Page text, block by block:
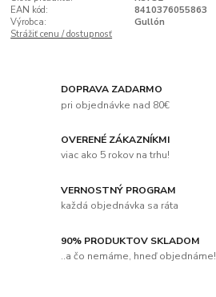
EAN kód:
8410376055863
Výrobca:
Gullón
Strážiť cenu / dostupnosť
DOPRAVA ZADARMO
pri objednávke nad 80€
OVERENÉ ZÁKAZNÍKMI
viac ako 5 rokov na trhu!
VERNOSTNÝ PROGRAM
každá objednávka sa ráta
90% PRODUKTOV SKLADOM
..a čo nemáme, hneď objednáme!